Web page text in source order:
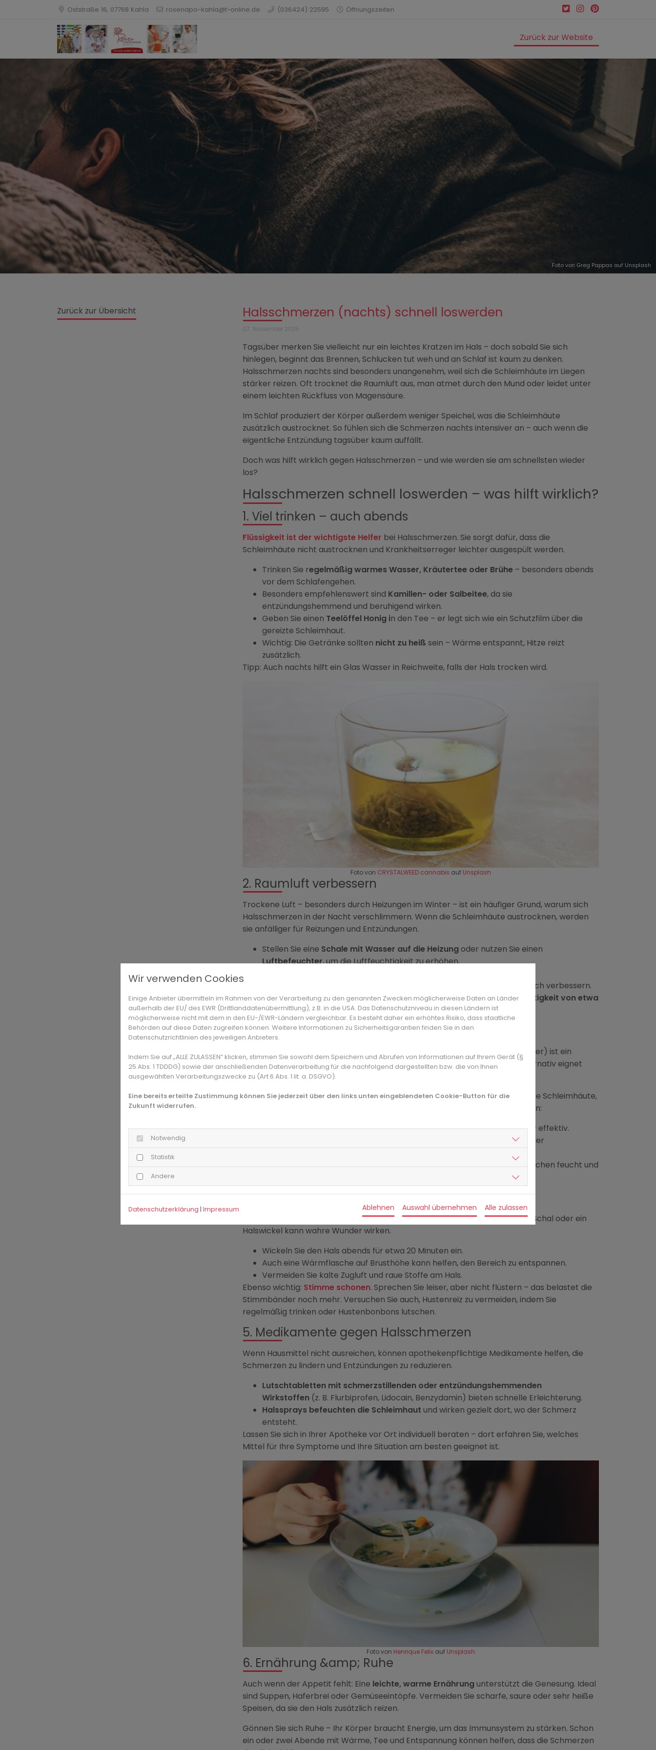
Oststraße 16, 07768 Kahla rosenapo-kahla@t-online.de (036424) 22595 Öffnungszeiten
Zurück zur Website
Foto von Greg Pappas auf Unsplash
Zurück zur Übersicht Halsschmerzen (nachts) schnell loswerden
07. November 2025
Tagsüber merken Sie vielleicht nur ein leichtes Kratzen im Hals – doch sobald Sie sich
hinlegen, beginnt das Brennen, Schlucken tut weh und an Schlaf ist kaum zu denken.
Halsschmerzen nachts sind besonders unangenehm, weil sich die Schleimhäute im Liegen
stärker reizen. Oft trocknet die Raumluft aus, man atmet durch den Mund oder leidet unter
einem leichten Rückfluss von Magensäure.
Im Schlaf produziert der Körper außerdem weniger Speichel, was die Schleimhäute
zusätzlich austrocknet. So fühlen sich die Schmerzen nachts intensiver an – auch wenn die
eigentliche Entzündung tagsüber kaum auffällt.
Doch was hilft wirklich gegen Halsschmerzen – und wie werden sie am schnellsten wieder
los?
Halsschmerzen schnell loswerden – was hilft wirklich?
1. Viel trinken – auch abends
Flüssigkeit ist der wichtigste Helfer bei Halsschmerzen. Sie sorgt dafür, dass die
Schleimhäute nicht austrocknen und Krankheitserreger leichter ausgespült werden.
Trinken Sie regelmäßig warmes Wasser, Kräutertee oder Brühe – besonders abends
vor dem Schlafengehen.
Besonders empfehlenswert sind Kamillen- oder Salbeitee, da sie
entzündungshemmend und beruhigend wirken.
Geben Sie einen Teelöffel Honig in den Tee – er legt sich wie ein Schutzfilm über die
gereizte Schleimhaut.
Wichtig: Die Getränke sollten nicht zu heiß sein – Wärme entspannt, Hitze reizt
zusätzlich.
Tipp: Auch nachts hilft ein Glas Wasser in Reichweite, falls der Hals trocken wird.
Foto von CRYSTALWEED cannabis auf Unsplash
2. Raumluft verbessern
Trockene Luft – besonders durch Heizungen im Winter – ist ein häufiger Grund, warum sich
Halsschmerzen in der Nacht verschlimmern. Wenn die Schleimhäute austrocknen, werden
sie anfälliger für Reizungen und Entzündungen.
Stellen Sie eine Schale mit Wasser auf die Heizung oder nutzen Sie einen
Luftbefeuchter, um die Luftfeuchtigkeit zu erhöhen.
wie Grünlilie oder Efeutute können die Luftfeuchtigkeit zusätzlich verbessern.
Einoptimales Raumklimaliegt bei ca. 20 Grad Celsiusund einer Luftfeuchtigkeit von etwa
50 Prozent.
3. Gurgeln und Lutschtabletten
(½ Teelöffel Salz auf ein Glas Wasser) ist ein
bewährtes Hausmittel, das Bakterien hemmt und Entzündungen lindert. Alternativ eignet
sich Salbeitee zum Gurgeln, da er beruhigend und desinfizierend wirkt.
Lutschtabletten und Halsspraysaus der Apotheke befeuchten zusätzlich die Schleimhäute,
fördern die Speichelproduktion und wirken gegen Schmerzen beim Schlucken:
Lutschtabletten mit Isländisch Moos, Eibisch oder Salbei sind sanft, aber effektiv.
Bei stärkeren Beschwerden helfen Präparate mit lokal betäubender oder
Tipp: Nutzen Sie Lutschtabletten vor dem Schlafengehen – sie halten den Rachen feucht und
4. Wärme und Schonung
Wärme fördert die Durchblutung und unterstützt die Heilung . Ein warmer Schal oder ein
Halswickel kann wahre Wunder wirken.
Wickeln Sie den Hals abends für etwa 20 Minuten ein.
Auch eine Wärmflasche auf Brusthöhe kann helfen, den Bereich zu entspannen.
Vermeiden Sie kalte Zugluft und raue Stoffe am Hals.
Ebenso wichtig: Stimme schonen. Sprechen Sie leiser, aber nicht flüstern – das belastet die
Stimmbänder noch mehr. Versuchen Sie auch, Hustenreiz zu vermeiden, indem Sie
regelmäßig trinken oder Hustenbonbons lutschen.
5. Medikamente gegen Halsschmerzen
Wenn Hausmittel nicht ausreichen, können apothekenpflichtige Medikamente helfen, die
Schmerzen zu lindern und Entzündungen zu reduzieren.
Lutschtabletten mit schmerzstillenden oder entzündungshemmenden
Wirkstoffen (z. B. Flurbiprofen, Lidocain, Benzydamin) bieten schnelle Erleichterung.
Halssprays befeuchten die Schleimhaut und wirken gezielt dort, wo der Schmerz
entsteht.
Lassen Sie sich in Ihrer Apotheke vor Ort individuell beraten – dort erfahren Sie, welches
Mittel für Ihre Symptome und Ihre Situation am besten geeignet ist.
Foto von Henrique Felix auf Unsplash
6. Ernährung &amp; Ruhe
Auch wenn der Appetit fehlt: Eine leichte, warme Ernährung unterstützt die Genesung. Ideal
sind Suppen, Haferbrei oder Gemüseeintöpfe. Vermeiden Sie scharfe, saure oder sehr heiße
Speisen, da sie den Hals zusätzlich reizen.
Gönnen Sie sich Ruhe – Ihr Körper braucht Energie, um das Immunsystem zu stärken. Schon
ein oder zwei Abende mit Wärme, Tee und Entspannung können helfen, dass die Schmerzen
Wir verwenden Cookies
Einige Anbieter übermitteln im Rahmen von der Verarbeitung zu den genannten Zwecken möglicherweise Daten an Länder
außerhalb der EU/ des EWR (Drittlanddatenübermittlung), z.B. in die USA. Das Datenschutzniveau in diesen Ländern ist
möglicherweise nicht mit dem in den EU-/EWR-Ländern vergleichbar. Es besteht daher ein erhöhtes Risiko, dass staatliche
Behörden auf diese Daten zugreifen können. Weitere Informationen zu Sicherheitsgarantien finden Sie in den
Datenschutzrichtlinien des jeweiligen Anbieters.
Indem Sie auf „ALLE ZULASSEN“ klicken, stimmen Sie sowohl dem Speichern und Abrufen von Informationen auf Ihrem Gerät (§
25 Abs. 1 TDDDG) sowie der anschließenden Datenverarbeitung für die nachfolgend dargestellten bzw. die von Ihnen
ausgewählten Verarbeitungszwecke zu (Art 6 Abs. 1 lit. a. DSGVO).
Eine bereits erteilte Zustimmung können Sie jederzeit über den links unten eingeblendeten Cookie-Button für die
Zukunft widerrufen.
Notwendig
Statistik
Andere
Datenschutzerklärung | Impressum Ablehnen Auswahl übernehmen Alle zulassen